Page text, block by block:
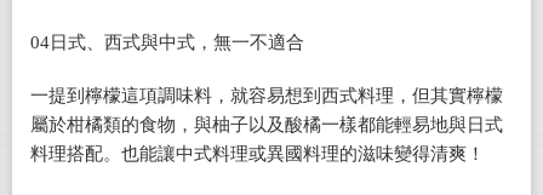
04日式、西式與中式，無一不適合
一提到檸檬這項調味料，就容易想到西式料理，但其實檸檬
屬於柑橘類的食物，與柚子以及酸橘一樣都能輕易地與日式
料理搭配。也能讓中式料理或異國料理的滋味變得清爽！